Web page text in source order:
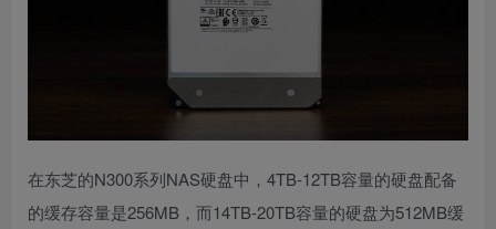
在东芝的N300系列NAS硬盘中，4TB-12TB容量的硬盘配备
的缓存容量是256MB，而14TB-20TB容量的硬盘为512MB缓